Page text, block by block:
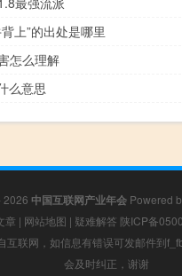
上”的出处是哪里
怎么理解
么意思
2026 中国互联网产业年会Powered
章 | 网站地图 | 疑难解答 陕ICP备
互联网，如信息有错误可发邮件到
会及时纠正，谢谢